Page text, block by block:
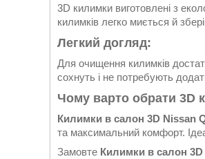
3D килимки виготовлені з
килимків легко миється й
Легкий догляд:
Для очищення килимків
сохнуть і не потребують
Чому варто обрати 3D
Килимки в салон 3D Nissan
та максимальний комфорт.
Замовте Килимки в салон 3D